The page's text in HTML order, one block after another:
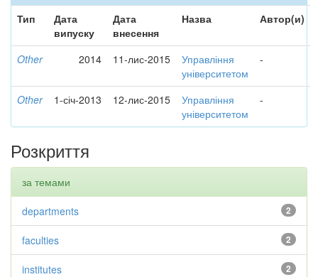
Тип
Дата
випуску
Дата
внесення
Назва Автор(и)
Other 2014 11-лис-2015
Управління
університетом
-
Other 1-січ-2013 12-лис-2015
Управління
університетом
-
Розкриття
за темами
2
departments
2
faculties
2
institutes